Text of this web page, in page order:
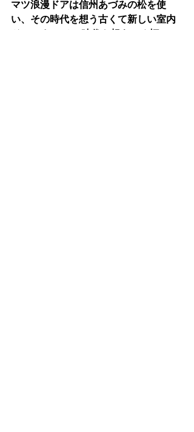
マツ浪漫ドアは信州あづみの松を使
い、その時代を想う古くて新しい室内
ドアです。 その時代を想うべく框は